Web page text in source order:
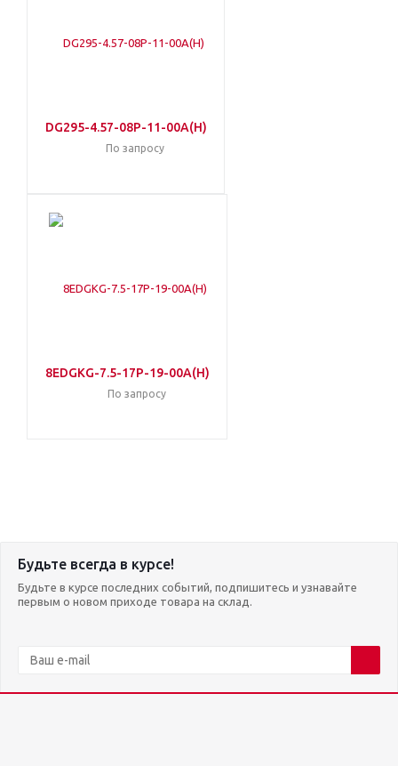
DG295-4.57-08P-11-00A(H)
По запросу
8EDGKG-7.5-17P-19-00A(H)
По запросу
Будьте всегда в курсе!
Будьте в курсе последних событий, подпишитесь и узнавайте
первым о новом приходе товара на склад.